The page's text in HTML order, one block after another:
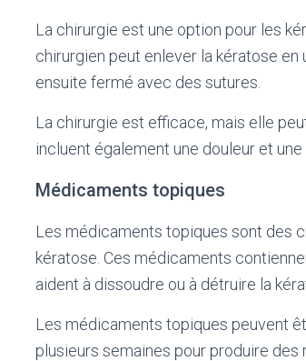
La chirurgie est une option pour les
chirurgien peut enlever la kératose
ensuite fermé avec des sutures.
La chirurgie est efficace, mais elle
incluent également une douleur et
Médicaments topiques
Les médicaments topiques sont des
kératose. Ces médicaments
aident à dissoudre ou à détruire la
Les médicaments topiques peuvent
plusieurs semaines pour produire